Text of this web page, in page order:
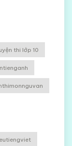
thi lớp 10